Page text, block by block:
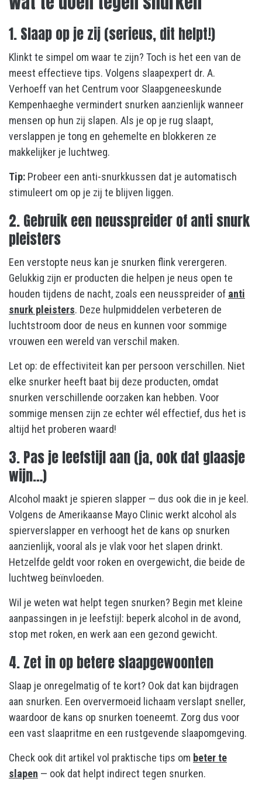
1. Slaap op je zij (serieus, dit helpt!)
Klinkt te simpel om waar te zijn? Toch is het een van de
meest effectieve tips. Volgens slaapexpert dr. A.
Verhoeff van het Centrum voor Slaapgeneeskunde
Kempenhaeghe vermindert snurken aanzienlijk wanneer
mensen op hun zij slapen. Als je op je rug slaapt,
verslappen je tong en gehemelte en blokkeren ze
makkelijker je luchtweg.
Tip: Probeer een anti-snurkkussen dat je automatisch
stimuleert om op je zij te blijven liggen.
2. Gebruik een neusspreider of anti snurk
pleisters
Een verstopte neus kan je snurken flink verergeren.
Gelukkig zijn er producten die helpen je neus open te
houden tijdens de nacht, zoals een neusspreider of anti
snurk pleisters. Deze hulpmiddelen verbeteren de
luchtstroom door de neus en kunnen voor sommige
vrouwen een wereld van verschil maken.
Let op: de effectiviteit kan per persoon verschillen. Niet
elke snurker heeft baat bij deze producten, omdat
snurken verschillende oorzaken kan hebben. Voor
sommige mensen zijn ze echter wél effectief, dus het is
altijd het proberen waard!
3. Pas je leefstijl aan (ja, ook dat glaasje
wijn…)
Alcohol maakt je spieren slapper — dus ook die in je keel.
Volgens de Amerikaanse Mayo Clinic werkt alcohol als
spierverslapper en verhoogt het de kans op snurken
aanzienlijk, vooral als je vlak voor het slapen drinkt.
Hetzelfde geldt voor roken en overgewicht, die beide de
luchtweg beïnvloeden.
Wil je weten wat helpt tegen snurken? Begin met kleine
aanpassingen in je leefstijl: beperk alcohol in de avond,
stop met roken, en werk aan een gezond gewicht.
4. Zet in op betere slaapgewoonten
Slaap je onregelmatig of te kort? Ook dat kan bijdragen
aan snurken. Een oververmoeid lichaam verslapt sneller,
waardoor de kans op snurken toeneemt. Zorg dus voor
een vast slaapritme en een rustgevende slaapomgeving.
Check ook dit artikel vol praktische tips om beter te
slapen — ook dat helpt indirect tegen snurken.